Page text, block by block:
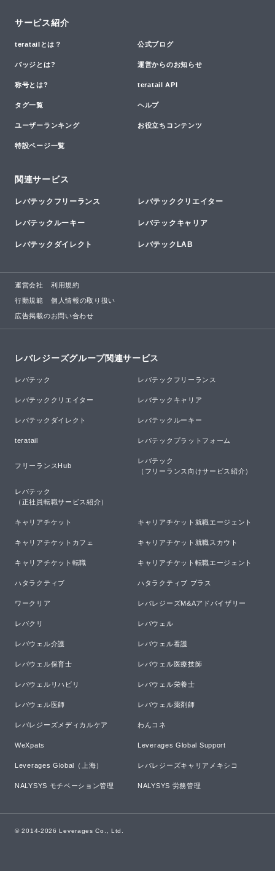
サービス紹介
teratailとは？ 公式ブログ
バッジとは? 運営からのお知らせ
称号とは? teratail API
タグ一覧 ヘルプ
ユーザーランキング お役立ちコンテンツ
特設ページ一覧
関連サービス
レバテックフリーランス レバテッククリエイター
レバテックルーキー レバテックキャリア
レバテックダイレクト レバテックLAB
運営会社 利用規約
行動規範 個人情報の取り扱い
広告掲載のお問い合わせ
レバレジーズグループ関連サービス
レバテック レバテックフリーランス
レバテッククリエイター レバテックキャリア
レバテックダイレクト レバテックルーキー
teratail レバテックプラットフォーム
フリーランスHub
レバテック
（フリーランス向けサービス紹介）
レバテック
（正社員転職サービス紹介）
キャリアチケット キャリアチケット就職エージェント
キャリアチケットカフェ キャリアチケット就職スカウト
キャリアチケット転職 キャリアチケット転職エージェント
ハタラクティブ ハタラクティブ プラス
ワークリア レバレジーズM&Aアドバイザリー
レバクリ レバウェル
レバウェル介護 レバウェル看護
レバウェル保育士 レバウェル医療技師
レバウェルリハビリ レバウェル栄養士
レバウェル医師 レバウェル薬剤師
レバレジーズメディカルケア わんコネ
WeXpats Leverages Global Support
Leverages Global（上海） レバレジーズキャリアメキシコ
NALYSYS モチベーション管理 NALYSYS 労務管理
© 2014-2026 Leverages Co., Ltd.